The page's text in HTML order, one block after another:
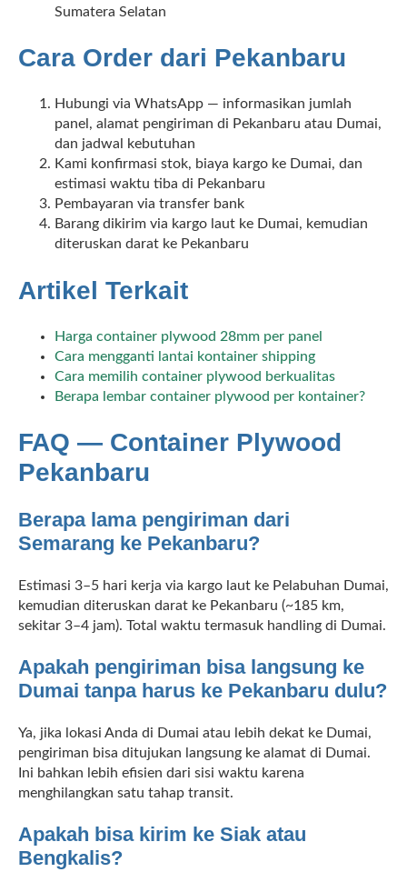
Sumatera Selatan
Cara Order dari Pekanbaru
Hubungi via WhatsApp — informasikan jumlah
panel, alamat pengiriman di Pekanbaru atau Dumai,
dan jadwal kebutuhan
Kami konfirmasi stok, biaya kargo ke Dumai, dan
estimasi waktu tiba di Pekanbaru
Pembayaran via transfer bank
Barang dikirim via kargo laut ke Dumai, kemudian
diteruskan darat ke Pekanbaru
Artikel Terkait
Harga container plywood 28mm per panel
Cara mengganti lantai kontainer shipping
Cara memilih container plywood berkualitas
Berapa lembar container plywood per kontainer?
FAQ — Container Plywood
Pekanbaru
Berapa lama pengiriman dari
Semarang ke Pekanbaru?
Estimasi 3–5 hari kerja via kargo laut ke Pelabuhan Dumai,
kemudian diteruskan darat ke Pekanbaru (~185 km,
sekitar 3–4 jam). Total waktu termasuk handling di Dumai.
Apakah pengiriman bisa langsung ke
Dumai tanpa harus ke Pekanbaru dulu?
Ya, jika lokasi Anda di Dumai atau lebih dekat ke Dumai,
pengiriman bisa ditujukan langsung ke alamat di Dumai.
Ini bahkan lebih efisien dari sisi waktu karena
menghilangkan satu tahap transit.
Apakah bisa kirim ke Siak atau
Bengkalis?